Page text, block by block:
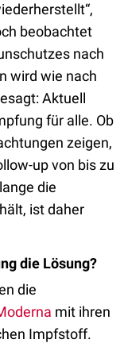
beobachtet
nach
wird wie nach
Aktuell
für alle. Ob
zeigen,
up von bis zu
die
ist daher
die Lösung?
die
mit ihren
Impfstoff.